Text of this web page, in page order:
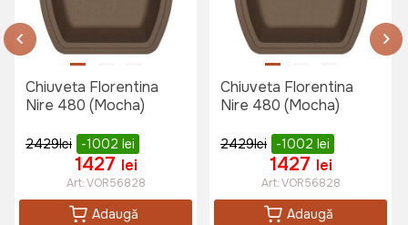
Art: VOR58022
1895 lei
Baterie bucatarie Sandonna NERA
Crom Satin
Art:
Chiuveta Florentina
Nire 480 (Mocha)
2429lei -1002 lei
1427 lei
Art:VOR56828
Adaugă
Chiuveta Florentina
Nire 480 (Mocha)
2429lei -1002 lei
1427 lei
Art:VOR56828
Adaugă